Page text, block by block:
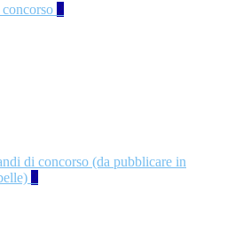
2
di concorso (da pubblicare in
2